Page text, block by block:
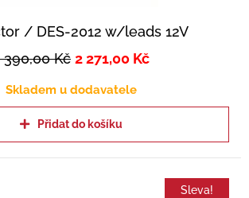
/ DES-2012 w/leads 12V
390,00Kč 2 271,00 Kč
Skladem u dodavatele
Přidat do košíku
Sleva!